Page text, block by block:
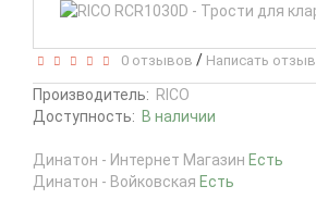
0 отзывов / Написать отзыв
Производитель: RICO
Доступность: В наличии
Динатон - Интернет Магазин Есть
Динатон - Войковская Есть